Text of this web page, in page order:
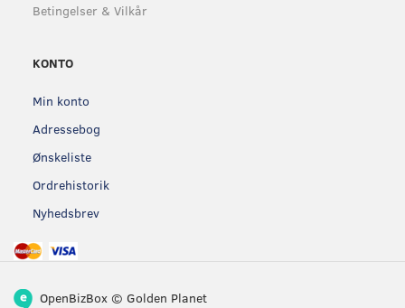
Betingelser & Vilkår
KONTO
Min konto
Adressebog
Ønskeliste
Ordrehistorik
Nyhedsbrev
OpenBizBox © Golden Planet